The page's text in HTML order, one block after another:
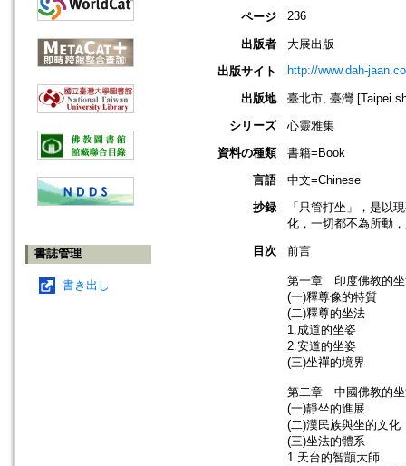
書誌管理
書き出し
ページ 236
出版者
大展出版
出版サイト
http://www.dah-
出版地
臺北市, 臺灣 [Taipei
シリーズ
心靈雅集
資料の種類
書籍=Book
言語
中文=Chinese
抄録
「只管打坐」，是以
化，一切都不為所動
目次
前言
第一章 印度佛教的
(一)釋尊像的特質
(二)釋尊的坐法
1.成道的坐姿
2.安道的坐姿
(三)坐禪的境界
第二章 中國佛教的
(一)靜坐的進展
(二)漢民族與坐的文化
(三)坐法的體系
1.天台的智顗大師